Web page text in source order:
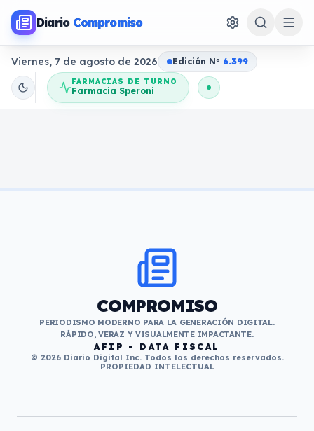
Diario Compromiso
Viernes, 7 de agosto de 2026 Edición No 6.399
FARMACIAS DE TURNO
Farmacia Speroni
COMPROMISO
PERIODISMO MODERNO PARA LA GENERACIÓN DIGITAL.
RÁPIDO, VERAZ Y VISUALMENTE IMPACTANTE.
AFIP - DATA FISCAL
© 2026 Diario Digital Inc. Todos los derechos reservados.
PROPIEDAD INTELECTUAL